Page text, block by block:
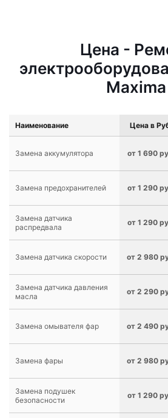
Цена -
Maxima
Наименование Цена в
Замена аккумулятора от 1 690
Замена предохранителей от 1 290
Замена датчика
распредвала
от 1 290
Замена датчика скорости от 2 980
Замена датчика давления
масла
от 2 290
Замена омывателя фар от 2 490
Замена фары от 2 980
Замена подушек
безопасности
от 1 290